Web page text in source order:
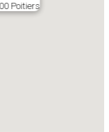
Poitiers